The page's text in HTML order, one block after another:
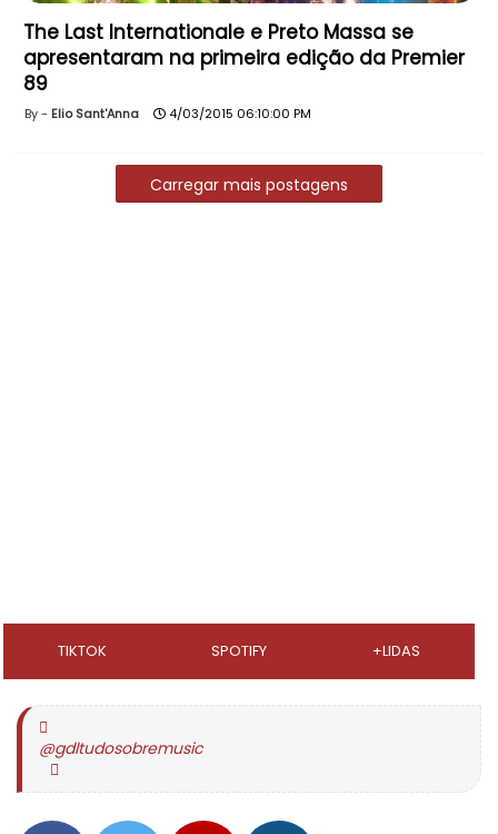
The Last Internationale e Preto Massa se
apresentaram na primeira edição da Premier
89
Elio Sant'Anna 4/03/2015 06:10:00 PM
Carregar mais postagens
TIKTOK SPOTIFY +LIDAS
@gdltudosobremusic